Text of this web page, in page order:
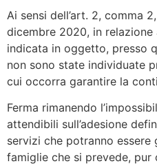
Ai sensi dell’art. 2, comma
dicembre 2020, in relazione
indicata in oggetto, presso
non sono state individuate
cui occorra garantire la
Ferma rimanendo
attendibili sull’adesione
servizi che potranno
famiglie che si prevede, pur